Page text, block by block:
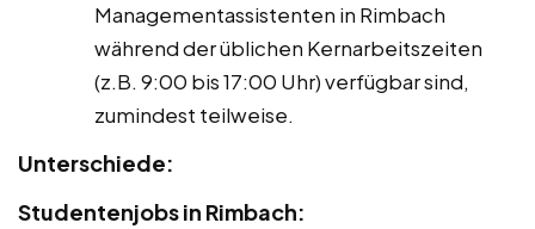
Managementassistenten in Rimbach
während der üblichen Kernarbeitszeiten
(z.B. 9:00 bis 17:00 Uhr) verfügbar sind,
zumindest teilweise.
Unterschiede:
Studentenjobs in Rimbach: